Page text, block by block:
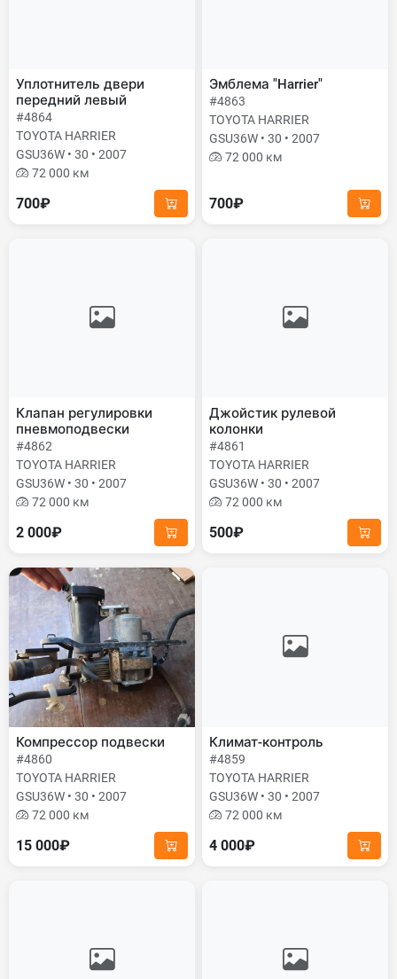
Уплотнитель двери
передний левый
#4864
TOYOTA HARRIER
GSU36W • 30 • 2007
72 000 км
700₽
Эмблема "Harrier"
#4863
TOYOTA HARRIER
GSU36W • 30 • 2007
72 000 км
700₽
Клапан регулировки
пневмоподвески
#4862
TOYOTA HARRIER
GSU36W • 30 • 2007
72 000 км
2 000₽
Джойстик рулевой
колонки
#4861
TOYOTA HARRIER
GSU36W • 30 • 2007
72 000 км
500₽
Компрессор подвески
#4860
TOYOTA HARRIER
GSU36W • 30 • 2007
72 000 км
15 000₽
Климат-контроль
#4859
TOYOTA HARRIER
GSU36W • 30 • 2007
72 000 км
4 000₽